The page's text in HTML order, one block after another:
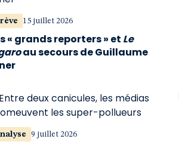
15 juillet 2026
« grands reporters » et Le
au secours de Guillaume
9 juillet 2026